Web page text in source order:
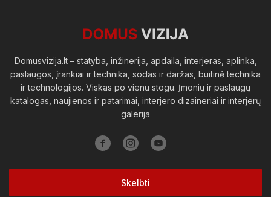
Domusvizija.lt – statyba, inžinerija, apdaila, interjeras, aplinka,
paslaugos, įrankiai ir technika, sodas ir daržas, buitinė technika
ir technologijos. Viskas po vienu stogu. Įmonių ir paslaugų
katalogas, naujienos ir patarimai, interjero dizaineriai ir interjerų
galerija
Skelbti